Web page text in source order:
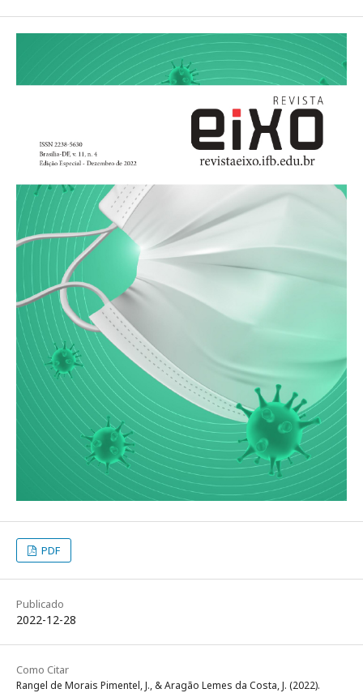
PDF
Publicado
2022-12-28
Como Citar
Rangel de Morais Pimentel, J., & Aragão Lemes da Costa, J. (2022).